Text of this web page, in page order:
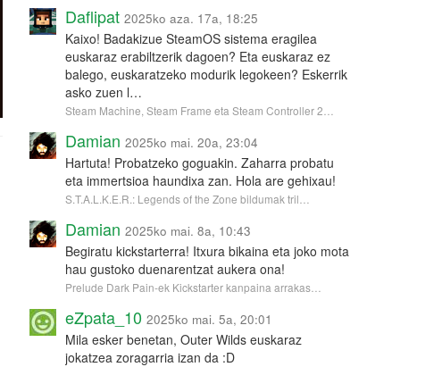
Daflipat 2025ko aza. 17a, 18:25
Kaixo! Badakizue SteamOS sistema eragilea
euskaraz erabiltzerik dagoen? Eta euskaraz ez
balego, euskaratzeko modurik legokeen? Eskerrik
asko zuen l…
Steam Machine, Steam Frame eta Steam Controller 2…
Damian 2025ko mai. 20a, 23:04
Hartuta! Probatzeko goguakin. Zaharra probatu
eta immertsioa haundixa zan. Hola are gehixau!
S.T.A.L.K.E.R.: Legends of the Zone bildumak tril…
Damian 2025ko mai. 8a, 10:43
Begiratu kickstarterra! Itxura bikaina eta joko mota
hau gustoko duenarentzat aukera ona!
Prelude Dark Pain-ek Kickstarter kanpaina arrakas…
eZpata_10 2025ko mai. 5a, 20:01
Mila esker benetan, Outer Wilds euskaraz
jokatzea zoragarria izan da :D